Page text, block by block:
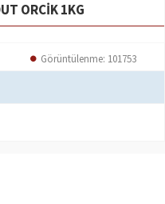
ORCIK 1KG
Görüntülenme: 101753